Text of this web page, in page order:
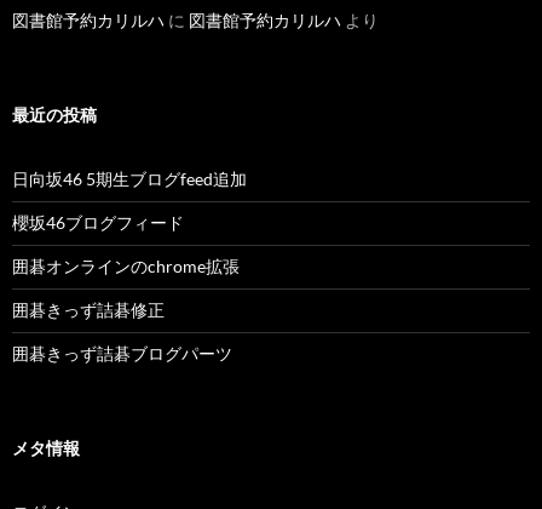
図書館予約カリルハ に 図書館予約カリルハ より
最近の投稿
日向坂46 5期生ブログfeed追加
櫻坂46ブログフィード
囲碁オンラインのchrome拡張
囲碁きっず詰碁修正
囲碁きっず詰碁ブログパーツ
メタ情報